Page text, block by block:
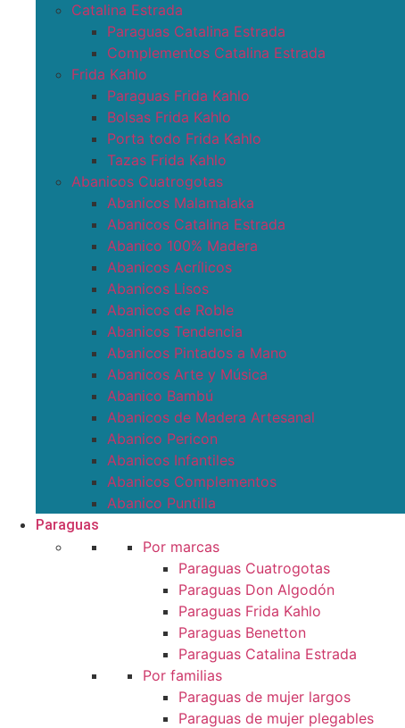
Catalina Estrada
Paraguas Catalina Estrada
Complementos Catalina Estrada
Frida Kahlo
Paraguas Frida Kahlo
Bolsas Frida Kahlo
Porta todo Frida Kahlo
Tazas Frida Kahlo
Abanicos Cuatrogotas
Abanicos Malamalaka
Abanicos Catalina Estrada
Abanico 100% Madera
Abanicos Acrílicos
Abanicos Lisos
Abanicos de Roble
Abanicos Tendencia
Abanicos Pintados a Mano
Abanicos Arte y Música
Abanico Bambú
Abanicos de Madera Artesanal
Abanico Pericon
Abanicos Infantiles
Abanicos Complementos
Abanico Puntilla
Paraguas
Por marcas
Paraguas Cuatrogotas
Paraguas Don Algodón
Paraguas Frida Kahlo
Paraguas Benetton
Paraguas Catalina Estrada
Por familias
Paraguas de mujer largos
Paraguas de mujer plegables